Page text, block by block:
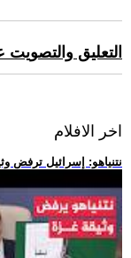
التعليق
اخر الافلام
.. نتنياهو: إسرائيل ترفض وثيقة النقاط